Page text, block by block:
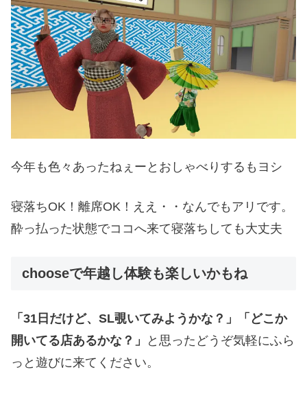
今年も色々あったねぇーとおしゃべりするもヨシ
寝落ちOK！離席OK！ええ・・なんでもアリです。
酔っ払った状態でココへ来て寝落ちしても大丈夫
chooseで年越し体験も楽しいかもね
「31日だけど、SL覗いてみようかな？」「どこか
開いてる店あるかな？」
と思ったどうぞ気軽にふら
っと遊びに来てください。